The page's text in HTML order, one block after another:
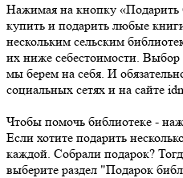
Нажимая на кнопку
купить и подарить любые
нескольким сельским
их ниже себестоимости.
мы берем на себя. И
социальных сетях и на сайте
Чтобы помочь библиотеке -
Если хотите подарить
каждой. Собрали подарок?
выберите раздел "Подарок